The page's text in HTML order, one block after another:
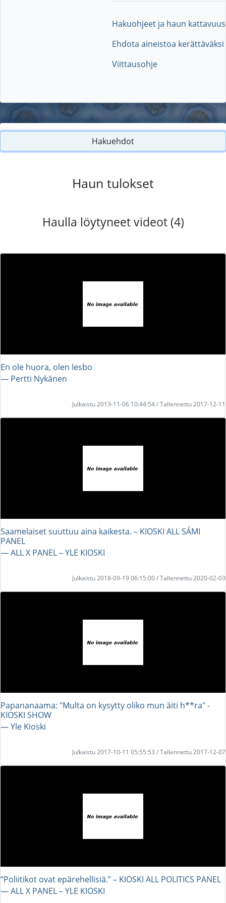
Hakuohjeet ja haun kattavuus
Ehdota aineistoa kerättäväksi
Viittausohje
Hakuehdot
Haun tulokset
Haulla löytyneet videot (4)
En ole huora, olen lesbo
― Pertti Nykänen
Julkaistu 2013-11-06 10:44:54 / Tallennettu 2017-12-11
Saamelaiset suuttuu aina kaikesta. – KIOSKI ALL SÁMI
PANEL
― ALL X PANEL – YLE KIOSKI
Julkaistu 2018-09-19 06:15:00 / Tallennettu 2020-02-03
Papananaama: "Multa on kysytty oliko mun äiti h**ra" -
KIOSKI SHOW
― Yle Kioski
Julkaistu 2017-10-11 05:55:53 / Tallennettu 2017-12-07
“Poliitikot ovat epärehellisiä.” – KIOSKI ALL POLITICS PANEL
― ALL X PANEL – YLE KIOSKI